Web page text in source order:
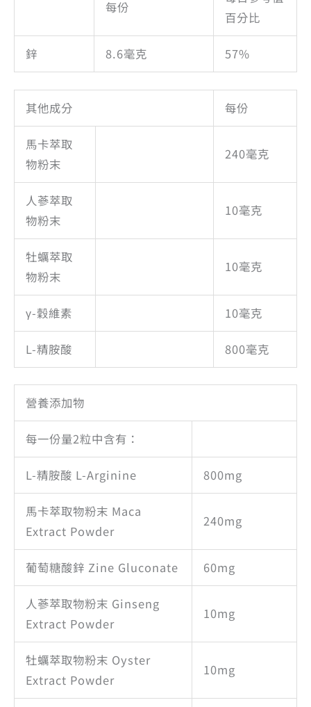
每份
百分比
鋅 8.6毫克 57%
其他成分 每份
馬卡萃取
物粉末
240毫克
人蔘萃取
物粉末
10毫克
牡蠣萃取
物粉末
10毫克
γ-穀維素 10毫克
L-精胺酸 800毫克
營養添加物
每一份量2粒中含有：
L-精胺酸 L-Arginine 800mg
馬卡萃取物粉末 Maca
Extract Powder
240mg
葡萄糖酸鋅 Zine Gluconate 60mg
人蔘萃取物粉末 Ginseng
Extract Powder
10mg
牡蠣萃取物粉末 Oyster
Extract Powder
10mg